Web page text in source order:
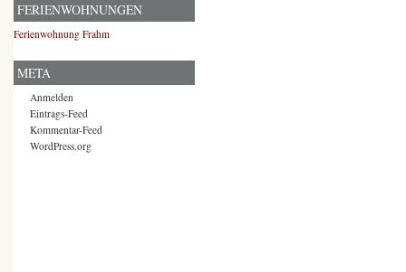
FERIENWOHNUNGEN
Ferienwohnung Frahm
META
Anmelden
Eintrags-Feed
Kommentar-Feed
WordPress.org